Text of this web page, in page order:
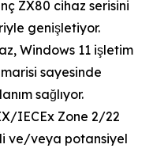
ZX80 cihaz serisini
genişletiyor.
Windows 11 işletim
sayesinde
sağlıyor.
IECEx Zone 2/22
ve/veya potansiyel